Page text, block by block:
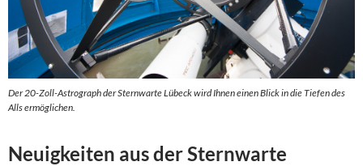
Der 20-Zoll-Astrograph der Sternwarte Lübeck wird Ihnen einen Blick in die Tiefen des
Alls ermöglichen.
Neuigkeiten aus der Sternwarte